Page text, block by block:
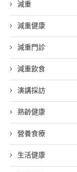
減重
減重健康
減重門診
減重飲食
演講採訪
熟齡健康
營養食療
生活健康